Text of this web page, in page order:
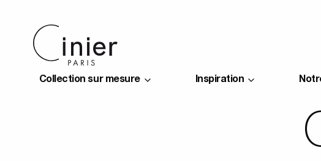
Collection sur mesure Inspiration